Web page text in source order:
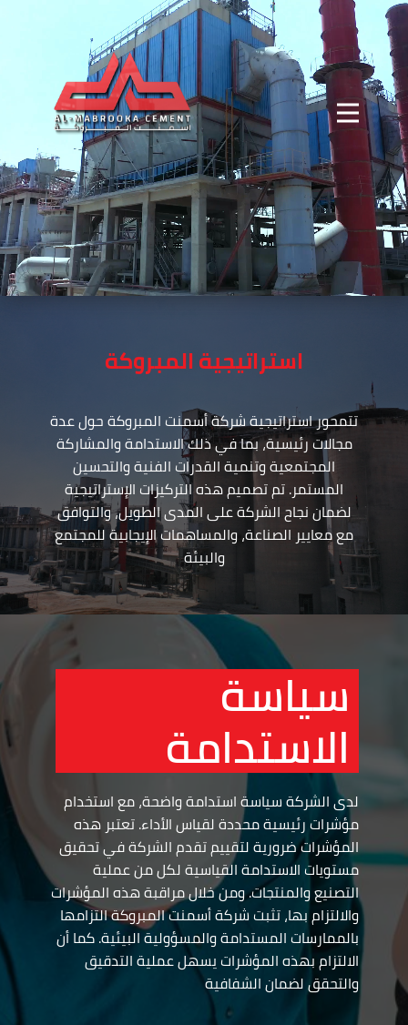
استراتيجية المبروكة
تتمحور استراتيجية شركة أسمنت المبروكة حول عدة
مجالات رئيسية، بما في ذلك الاستدامة والمشاركة
المجتمعية وتنمية القدرات الفنية والتحسين
المستمر. تم تصميم هذه التركيزات الإستراتيجية
لضمان نجاح الشركة على المدى الطويل، والتوافق
مع معايير الصناعة، والمساهمات الإيجابية للمجتمع
والبيئة
سياسة
الاستدامة
لدى الشركة سياسة استدامة واضحة، مع استخدام
مؤشرات رئيسية محددة لقياس الأداء. تعتبر هذه
المؤشرات ضرورية لتقييم تقدم الشركة في تحقيق
مستويات الاستدامة القياسية لكل من عملية
التصنيع والمنتجات. ومن خلال مراقبة هذه المؤشرات
والالتزام بها، تثبت شركة أسمنت المبروكة التزامها
بالممارسات المستدامة والمسؤولية البيئية. كما أن
الالتزام بهذه المؤشرات يسهل عملية التدقيق
والتحقق لضمان الشفافية